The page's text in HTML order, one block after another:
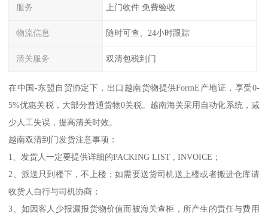
服务 上门收件 免费验收
物流信息 随时可查、24小时跟踪
清关服务 双清包税到门
在中国-东盟自贸协定下，出口越南货物提供FormE产地证，享受0-
5%优惠关税，大部分普通货物0关税。越南海关采用自动化系统，减
少人工失误，提高清关时效。
越南双清到门发货注意事项：
1、发货人一定要提供详细的PACKING LIST , INVOICE；
2、派送只到楼下，不上楼；如需要送货司机送上楼或者搬进仓库请
收货人自行与司机协商；
3、如因客人少报漏报货物价值而被海关查柜，所产生的责任与费用